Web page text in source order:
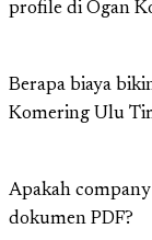
profile di Ogan
Berapa biaya
Komering Ulu
Apakah
dokumen PDF?